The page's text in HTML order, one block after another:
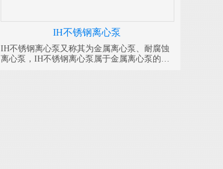
IH不锈钢离心泵
IH不锈钢离心泵又称其为金属离心泵、耐腐蚀
离心泵，IH不锈钢离心泵属于金属离心泵的一